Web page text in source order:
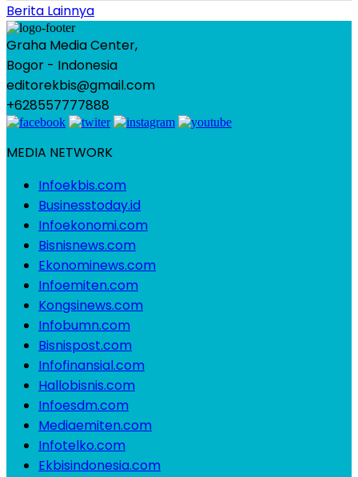
Berita Lainnya
Graha Media Center,
Bogor - Indonesia
editorekbis@gmail.com
+628557777888
MEDIA NETWORK
Infoekbis.com
Businesstoday.id
Infoekonomi.com
Bisnisnews.com
Ekonominews.com
Infoemiten.com
Kongsinews.com
Infobumn.com
Bisnispost.com
Infofinansial.com
Hallobisnis.com
Infoesdm.com
Mediaemiten.com
Infotelko.com
Ekbisindonesia.com